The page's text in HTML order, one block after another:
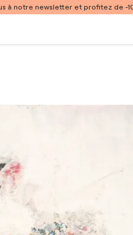
à notre newsletter et profitez de -